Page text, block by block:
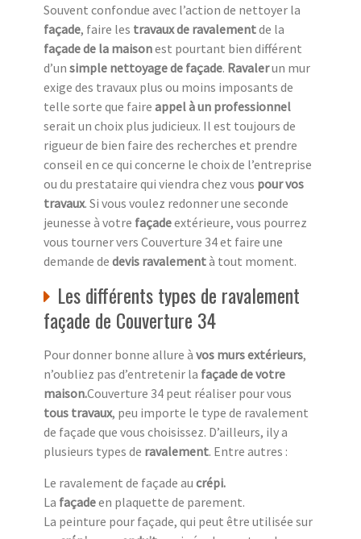
Souvent confondue avec l’action de nettoyer la
façade, faire les travaux de ravalementde la
façade de la maisonest pourtant bien différent
d’un simple nettoyage de façade. Ravalerun mur
exige des travaux plus ou moins imposants de
telle sorte que faire appel à un professionnel
serait un choix plus judicieux. Il est toujours de
rigueur de bien faire des recherches et prendre
conseil en ce qui concerne le choix de l’entreprise
ou du prestataire qui viendra chez vous pour vos
travaux. Si vous voulez redonner une seconde
jeunesse à votre façadeextérieure, vous pourrez
vous tourner vers Couverture 34 et faire une
demande de devis ravalementà tout moment.
Les différents types de ravalement
façade de Couverture 34
Pour donner bonne allure à vos murs extérieurs,
n’oubliez pas d’entretenir la façade de votre
maison.Couverture 34 peut réaliser pour vous
tous travaux, peu importe le type de ravalement
de façade que vous choisissez. D’ailleurs, ily a
plusieurs types de ravalement. Entre autres :
Le ravalement de façade au crépi.
La façadeen plaquette de parement.
La peinture pour façade, qui peut être utilisée sur